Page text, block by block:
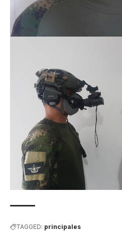
TAGGED: principales